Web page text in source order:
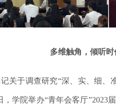
多维触角 ， 倾听时
关于调查研究“深、实、细、
，学院举办“青年会客厅”2023